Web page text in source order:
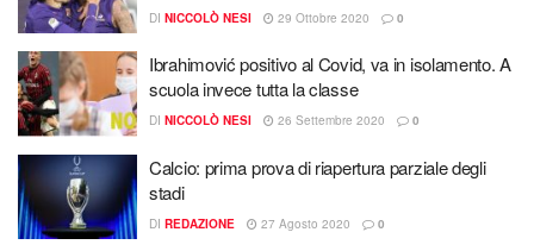
DI NICCOLÒ NESI 29 Ottobre 2020 0
Ibrahimović positivo al Covid, va in isolamento. A
scuola invece tutta la classe
DI NICCOLÒ NESI 26 Settembre 2020 0
Calcio: prima prova di riapertura parziale degli
stadi
DI REDAZIONE 27 Agosto 2020 0